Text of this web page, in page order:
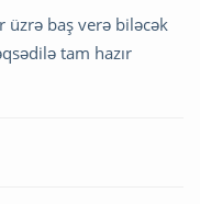
baş verə biləcək
tam hazır